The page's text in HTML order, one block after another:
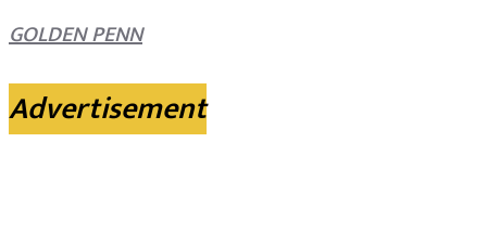
GOLDEN PENN
Advertisement